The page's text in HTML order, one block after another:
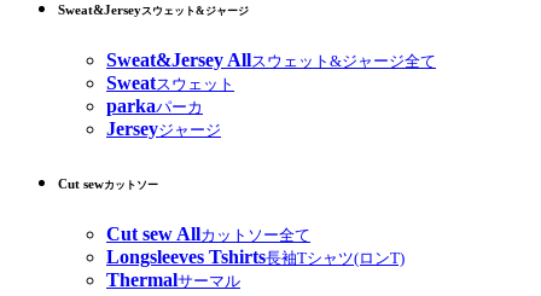
Sweat&Jerseyスウェット&ジャージ
Sweat&Jersey Allスウェット&ジャージ全て
Sweatスウェット
parkaパーカ
Jerseyジャージ
Cut sewカットソー
Cut sew Allカットソー全て
Longsleeves Tshirts長袖Tシャツ(ロンT)
Thermalサーマル